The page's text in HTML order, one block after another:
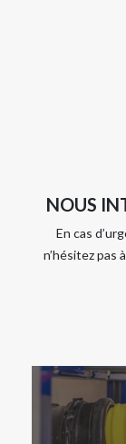
NOUS
En cas
n’hésitez pas